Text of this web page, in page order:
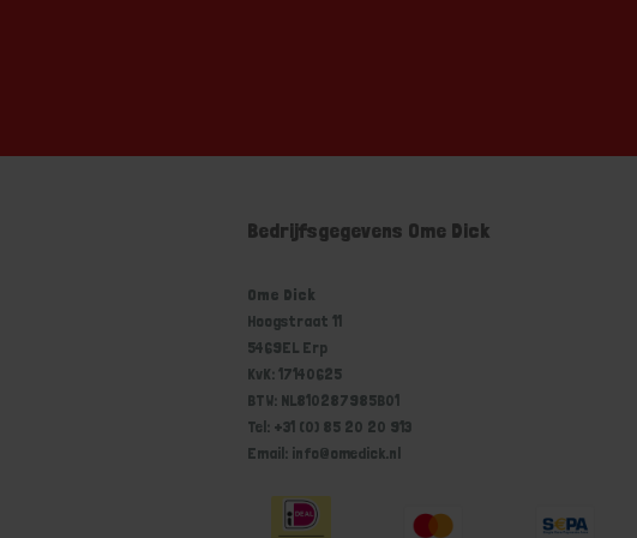
Bedrijfsgegevens Ome Dick
Ome Dick
Hoogstraat 11
5469EL Erp
KvK: 17140625
BTW: NL810287985B01
Tel: +31 (0) 85 20 20 913
Email: info@omedick.nl